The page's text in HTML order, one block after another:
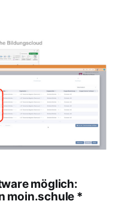
möglich:
moin.schule *